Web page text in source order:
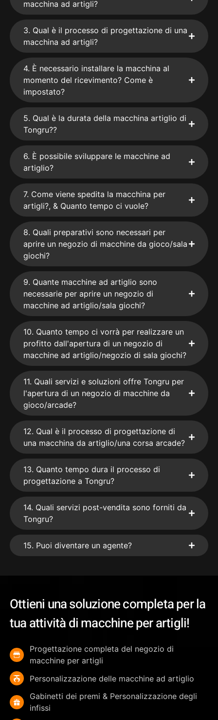
macchina ad artigli?
3. Qual è il processo di progettazione di una
macchina ad artigli?
4. È necessario installare la macchina al
momento del ricevimento? Come è
impostato?
5. Qual è la durata della macchina artiglio di
Tongru??
6. È possibile sviluppare le macchine ad
artiglio?
7. Come viene spedita la macchina per
artigli?, & Quanto tempo ci vuole?
8. Quali preparativi sono necessari per
aprire un negozio di macchine da gioco/sala
giochi?
9. Quante macchine ad artiglio sono
necessarie per aprire un negozio di
macchine ad artiglio/sala giochi?
10. Quanto tempo ci vorrà per realizzare un
profitto dall'apertura di un negozio di
macchine ad artiglio/negozio di sala giochi?
11. Quali servizi e soluzioni offre Tongru per
l'apertura di un negozio di macchine da
gioco/arcade?
12. Qual è il processo di progettazione di
una macchina da artiglio/una corsa arcade?
13. Quanto tempo dura il processo di
progettazione a Tongru?
14. Quali servizi post-vendita sono forniti da
Tongru?
15. Puoi diventare un agente?
Ottieni una soluzione completa per la
tua attività di macchine per artigli!
Progettazione completa del negozio di
macchine per artigli
Personalizzazione delle macchine ad artiglio
Gabinetti dei premi & Personalizzazione degli
infissi